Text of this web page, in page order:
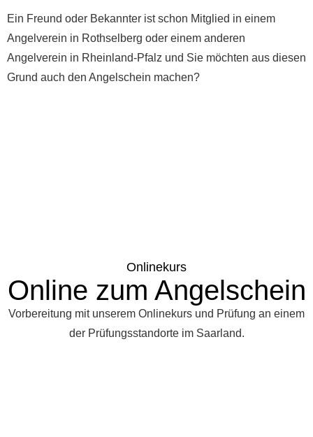
Ein Freund oder Bekannter ist schon Mitglied in einem
Angelverein in Rothselberg oder einem anderen
Angelverein in Rheinland-Pfalz und Sie möchten aus diesen
Grund auch den Angelschein machen?
Onlinekurs
Online zum Angelschein
Vorbereitung mit unserem Onlinekurs und Prüfung an einem
der Prüfungsstandorte im Saarland.